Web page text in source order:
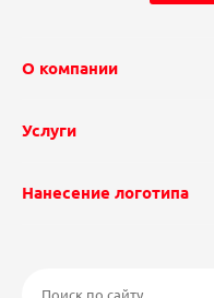
О компании
Услуги
Нанесение логотипа